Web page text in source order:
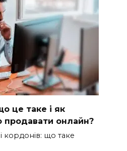
це таке і як
продавати онлайн?
кордонів: що таке